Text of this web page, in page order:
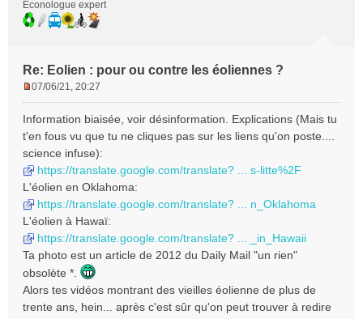
Econologue expert
Re: Eolien : pour ou contre les éoliennes ?
s
s
a
g
e
n
o
n
l
u
07/06/21, 20:27
Information biaisée, voir désinformation. Explications (Mais tu
t'en fous vu que tu ne cliques pas sur les liens qu'on poste....
science infuse):
https://translate.google.com/translate? ... s-litte%2F
L'éolien en Oklahoma:
https://translate.google.com/translate? ... n_Oklahoma
L'éolien à Hawaï:
https://translate.google.com/translate? ... _in_Hawaii
Ta photo est un article de 2012 du Daily Mail "un rien"
obsolète *.
Alors tes vidéos montrant des vieilles éolienne de plus de
trente ans, hein... après c'est sûr qu'on peut trouver à redire